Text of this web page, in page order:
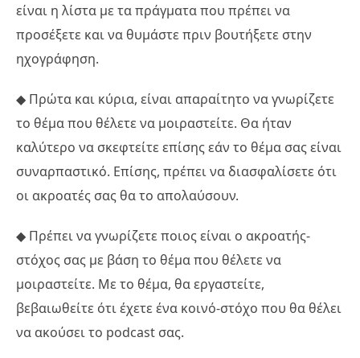
είναι η λίστα με τα πράγματα που πρέπει να
προσέξετε και να θυμάστε πριν βουτήξετε στην
ηχογράφηση.
◆ Πρώτα και κύρια, είναι απαραίτητο να γνωρίζετε
το θέμα που θέλετε να μοιραστείτε. Θα ήταν
καλύτερο να σκεφτείτε επίσης εάν το θέμα σας είναι
συναρπαστικό. Επίσης, πρέπει να διασφαλίσετε ότι
οι ακροατές σας θα το απολαύσουν.
◆ Πρέπει να γνωρίζετε ποιος είναι ο ακροατής-
στόχος σας με βάση το θέμα που θέλετε να
μοιραστείτε. Με το θέμα, θα εργαστείτε,
βεβαιωθείτε ότι έχετε ένα κοινό-στόχο που θα θέλει
να ακούσει το podcast σας.